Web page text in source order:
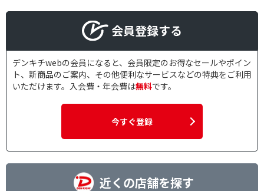
会員登録する
デンキチwebの会員になると、会員限定のお得なセールやポイン
ト、新商品のご案内、その他便利なサービスなどの特典をご利用
いただけます。入会費・年会費は無料です。
今すぐ登録
近くの店舗を探す